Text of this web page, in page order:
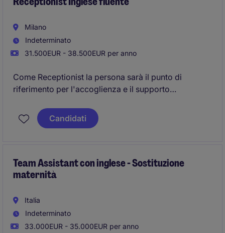
Milano
Indeterminato
31.500EUR - 38.500EUR per anno
Come Receptionist la persona sarà il punto di
riferimento per l'accoglienza e il supporto
garantire un servizio efficiente e accurato,
contribuendo al buon funzionamento delle attività
Candidati
Team Assistant con inglese - Sostituzione
maternità
Italia
Indeterminato
33.000EUR - 35.000EUR per anno